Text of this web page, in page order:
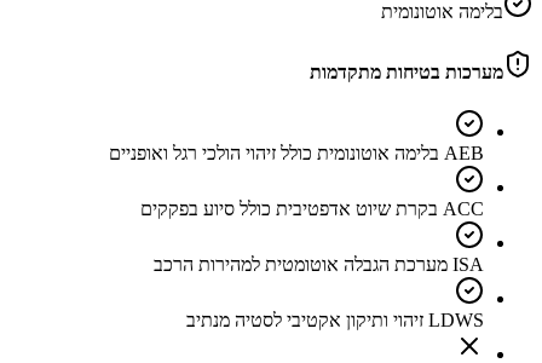
בלימה אוטונומית
מערכות בטיחות מתקדמות
AEB בלימה אוטונומית כולל זיהוי הולכי רגל ואופניים
ACC בקרת שיוט אדפטיבית כולל סיוע בפקקים
ISA מערכת הגבלה אוטומטית למהירות הרכב
LDWS זיהוי ותיקון אקטיבי לסטיה מנתיב